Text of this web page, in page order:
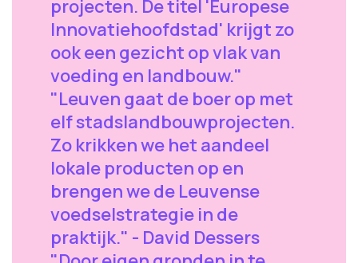
projecten. De titel 'Europese
Innovatiehoofdstad' krijgt zo
ook een gezicht op vlak van
voeding en landbouw."
"Leuven gaat de boer op met
elf stadslandbouwprojecten.
Zo krikken we het aandeel
lokale producten op en
brengen we de Leuvense
voedselstrategie in de
praktijk." - David Dessers